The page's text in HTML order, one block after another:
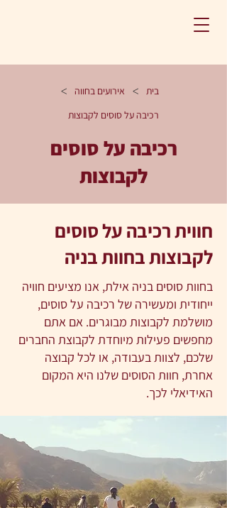
בית > אירועים בחווה >
רכיבה על סוסים לקבוצות
רכיבה על סוסים
לקבוצות
חווית רכיבה על סוסים
לקבוצות בחוות בניה
בחוות סוסים בניה אילת, אנו מציעים חוויה
ייחודית ומעשירה של רכיבה על סוסים,
מושלמת לקבוצות מבוגרים. אם אתם
מחפשים פעילות מיוחדת לקבוצת החברים
שלכם, לצוות בעבודה, או לכל קבוצה
אחרת, חוות הסוסים שלנו היא המקום
האידיאלי לכך.